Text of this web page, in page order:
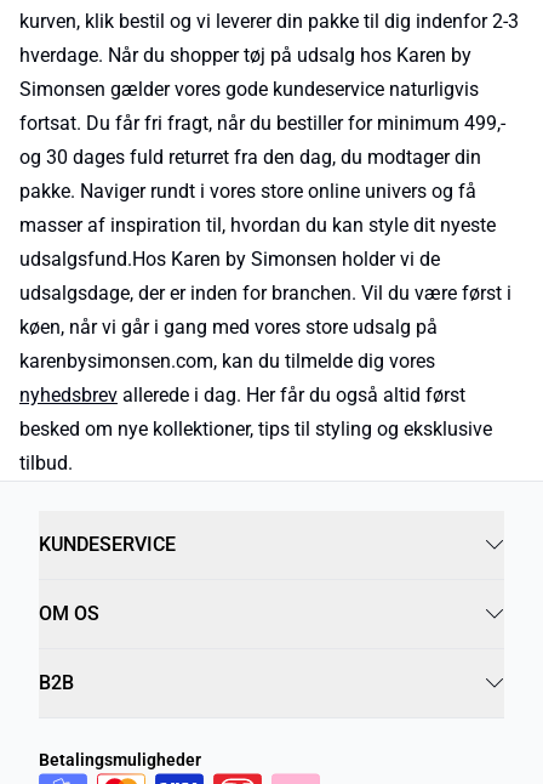
kurven, klik bestil og vi leverer din pakke til dig indenfor 2-3
hverdage. Når du shopper tøj på udsalg hos Karen by
Simonsen gælder vores gode kundeservice naturligvis
fortsat. Du får fri fragt, når du bestiller for minimum 499,-
og 30 dages fuld returret fra den dag, du modtager din
pakke. Naviger rundt i vores store online univers og få
masser af inspiration til, hvordan du kan style dit nyeste
udsalgsfund.Hos Karen by Simonsen holder vi de
udsalgsdage, der er inden for branchen. Vil du være først i
køen, når vi går i gang med vores store udsalg på
karenbysimonsen.com, kan du tilmelde dig vores
nyhedsbrev allerede i dag. Her får du også altid først
besked om nye kollektioner, tips til styling og eksklusive
tilbud.
KUNDESERVICE
OM OS
B2B
Betalingsmuligheder